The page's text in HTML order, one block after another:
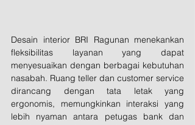
Desain interior BRI Ragunan menekankan
fleksibilitas layanan yang dapat
menyesuaikan dengan berbagai kebutuhan
nasabah. Ruang teller dan customer service
dirancang dengan tata letak yang
ergonomis, memungkinkan interaksi yang
lebih nyaman antara petugas bank dan